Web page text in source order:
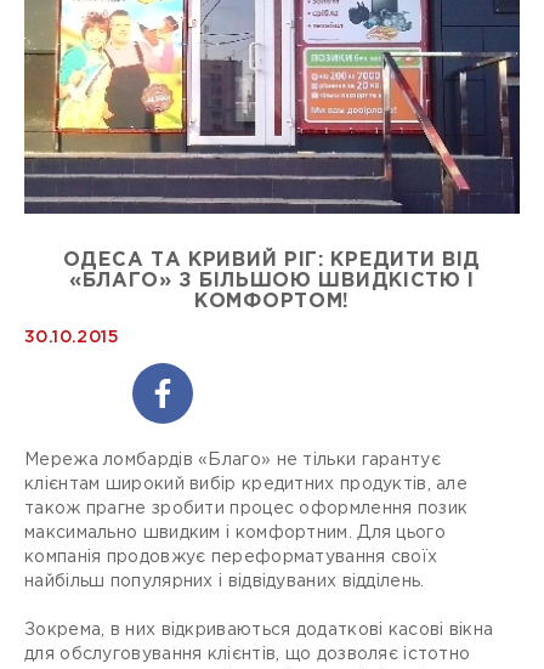
ОДЕСА ТА КРИВИЙ РІГ: КРЕДИТИ ВІД
«БЛАГО» З БІЛЬШОЮ ШВИДКІСТЮ І
КОМФОРТОМ!
30.10.2015
Мережа ломбардів «Благо» не тільки гарантує
клієнтам широкий вибір кредитних продуктів, але
також прагне зробити процес оформлення позик
максимально швидким і комфортним. Для цього
компанія продовжує переформатування своїх
найбільш популярних і відвідуваних відділень.
Зокрема, в них відкриваються додаткові касові вікна
для обслуговування клієнтів, що дозволяє істотно